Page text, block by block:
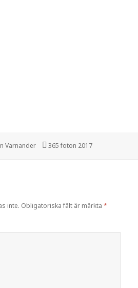
Varnander Kategorier
365 foton 2017
inte. Obligatoriska fält är märkta*